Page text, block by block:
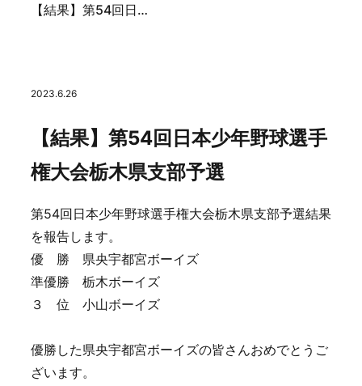
【結果】第54回日本少年野球選手権大会栃木県支部予選
2023.6.26
【結果】第54回日本少年野球選手
権大会栃木県支部予選
第54回日本少年野球選手権大会栃木県支部予選結果
を報告します。
優 勝 県央宇都宮ボーイズ
準優勝 栃木ボーイズ
３ 位 小山ボーイズ
優勝した県央宇都宮ボーイズの皆さんおめでとうご
ざいます。